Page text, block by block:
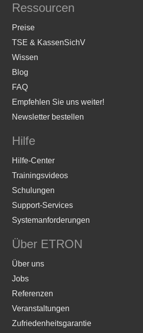
Ressourcen
Preise
TSE & KassenSichV
Wissen
Blog
FAQ
Empfehlen Sie uns weiter!
Newsletter bestellen
Hilfe
Hilfe-Center
Trainingsvideos
Schulungen
Support-Services
Systemanforderungen
Über ETRON
Über uns
Jobs
Referenzen
Veranstaltungen
Zufriedenheitsgarantie